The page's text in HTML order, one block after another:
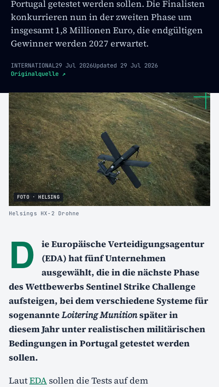
Portugal getestet werden sollen. Die Finalisten
konkurrieren nun in der zweiten Phase um
insgesamt 1,8 Millionen Euro, die endgültigen
Gewinner werden 2027 erwartet.
INTERNATIONAL29 Jul 2026Updated 29 Jul 2026
Originalquelle ↗
FOTO · HELSING
Helsings HX-2 Drohne
D
ie Europäische Verteidigungsagentur
(EDA) hat fünf Unternehmen
ausgewählt, die in die nächste Phase
des Wettbewerbs Sentinel Strike Challenge
aufsteigen, bei dem verschiedene Systeme für
sogenannteLoitering Munitionspäter in
diesem Jahr unter realistischen militärischen
Bedingungen in Portugal getestet werden
sollen.
LautEDA sollen die Tests auf dem